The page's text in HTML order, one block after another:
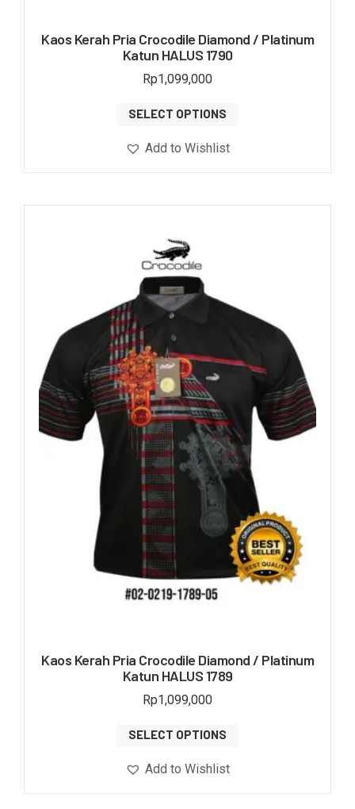
Kaos Kerah Pria Crocodile Diamond / Platinum
Katun HALUS 1790
Rp1,099,000
SELECT OPTIONS
Add to Wishlist
Kaos Kerah Pria Crocodile Diamond / Platinum
Katun HALUS 1789
Rp1,099,000
SELECT OPTIONS
Add to Wishlist